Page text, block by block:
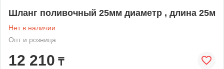
Шланг поливочный 25мм диаметр , длина 25м
Нет в наличии
Опт и розница
12 210 ₸